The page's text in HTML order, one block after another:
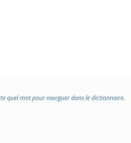
quel mot pour naviguer dans le dictionnaire.